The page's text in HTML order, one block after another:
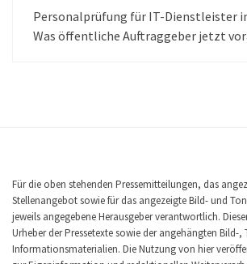
Personalprüfung für IT-Dienstleister
Was öffentliche Auftraggeber jetzt
Für die oben stehenden Pressemitteilungen, das
Stellenangebot sowie für das angezeigte Bild- und
jeweils angegebene Herausgeber verantwortlich.
Urheber der Pressetexte sowie der angehängten Bild-,
Informationsmaterialien. Die Nutzung von hier